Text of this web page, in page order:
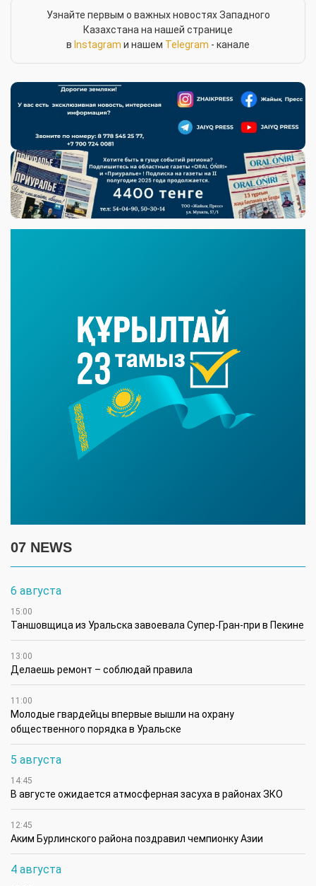
Узнайте первым о важных новостях Западного
Казахстана на нашей странице
в Instagram и нашем Telegram - канале
07 NEWS
6 августа
15:00
Таншовщица из Уральска завоевала Супер-Гран-при в Пекине
13:00
Делаешь ремонт – соблюдай правила
11:00
Молодые гвардейцы впервые вышли на охрану
общественного порядка в Уральске
5 августа
14:45
В августе ожидается атмосферная засуха в районах ЗКО
12:45
Аким Бурлинского района поздравил чемпионку Азии
4 августа